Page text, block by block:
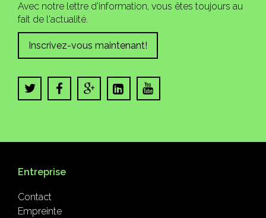
Avec notre lettre d'information, vous êtes toujours au
fait de l'actualité.
Inscrivez-vous maintenant!
Entreprise
Contact
Empreinte